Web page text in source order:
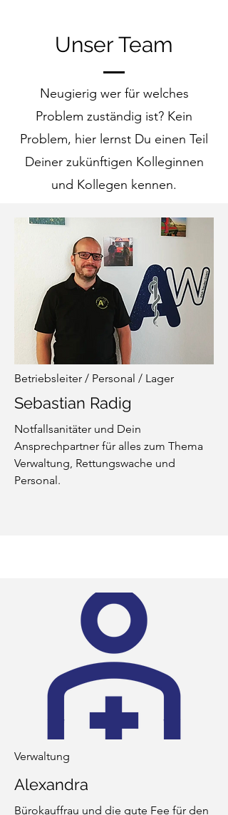
Unser Team
Neugierig wer für welches
Problem zuständig ist? Kein
Problem, hier lernst Du einen Teil
Deiner zukünftigen Kolleginnen
und Kollegen kennen.
Betriebsleiter / Personal / Lager
Sebastian Radig
Notfallsanitäter und Dein
Ansprechpartner für alles zum Thema
Verwaltung, Rettungswache und
Personal.
Verwaltung
Alexandra
Bürokauffrau und die gute Fee für den